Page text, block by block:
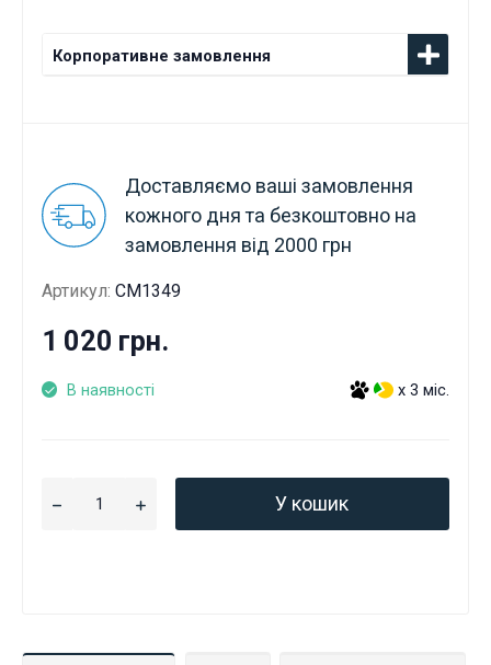
Корпоративне замовлення
Доставляємо ваші замовлення
кожного дня та безкоштовно на
замовлення від 2000 грн
Артикул: CM1349
1 020 грн.
В наявності x 3 міс.
У кошик